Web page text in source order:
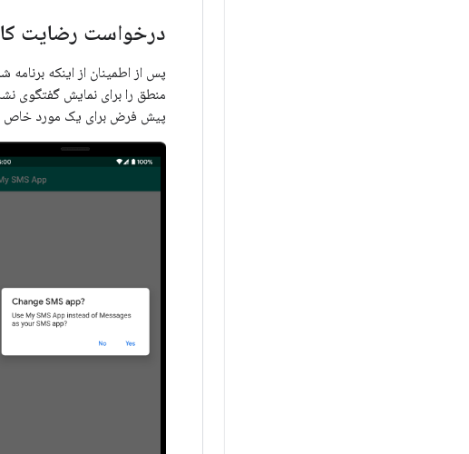
درخواست رضایت
پس از اطمینان از اینکه
پیش فرض برای یک مورد خاص